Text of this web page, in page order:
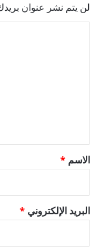
لن يتم نشر عنوان
*
الاسم *
البريد الإلكتروني *